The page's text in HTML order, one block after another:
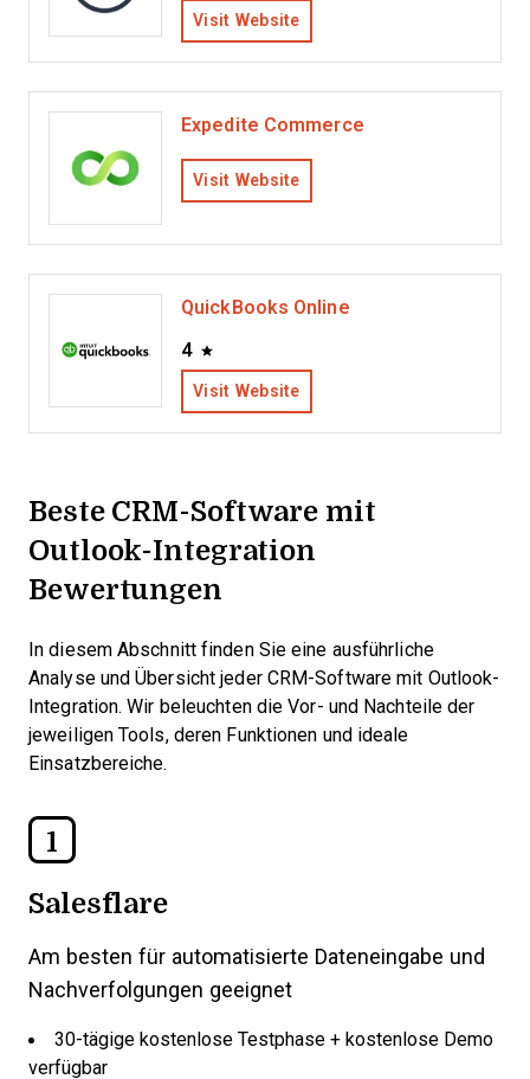
Visit Website
Expedite Commerce
Visit Website
QuickBooks Online
4
Visit Website
Beste CRM-Software mit
Outlook-Integration
Bewertungen
In diesem Abschnitt finden Sie eine ausführliche
Analyse und Übersicht jeder CRM-Software mit Outlook-
Integration. Wir beleuchten die Vor- und Nachteile der
jeweiligen Tools, deren Funktionen und ideale
Einsatzbereiche.
1
Salesflare
Am besten für automatisierte Dateneingabe und
Nachverfolgungen geeignet
30-tägige kostenlose Testphase + kostenlose Demo
verfügbar